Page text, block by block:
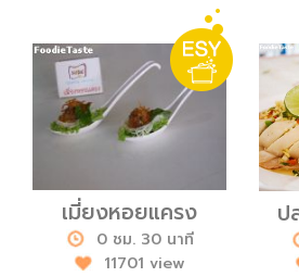
เมี่ยงหอยแครง
0 ชม. 30 นาที
11701 view
ป